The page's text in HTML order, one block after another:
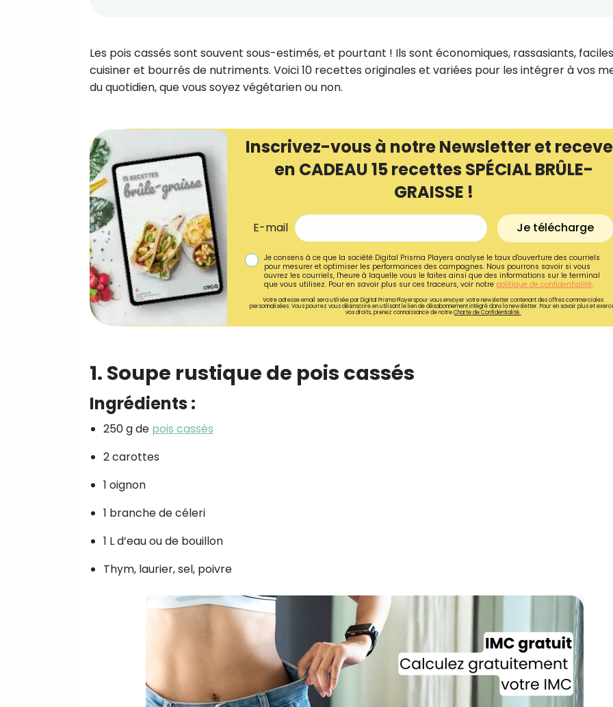
Les pois cassés sont souvent sous-estimés, et pourtant ! Ils sont économiques, rassasiants,
cuisiner et bourrés de nutriments. Voici 10 recettes originales et variées pour les intégrer à vos
du quotidien, que vous soyez végétarien ou non.
Inscrivez-vous à notre Newsletter et
en CADEAU 15 recettes SPÉCIAL BRÛLE-
GRAISSE !
E-mail Je télécharge
Je consens à ce que la société Digital Prisma Players analyse le taux d'ouverture des courriels
pour mesurer et optimiser les performances des campagnes. Nous pourrons savoir si vous
ouvrez les courriels, l'heure à laquelle vous le faites ainsi que des informations sur le terminal
que vous utilisez. Pour en savoir plus sur ces traceurs, voir notre politique de confidentialité.
Votre adresse email sera utilisée par Digital Prisma Playerspour vous envoyer votre newsletter contenant des offres commerciales
personnalisées. Vous pourrez vous désinscrire en utilisant le lien de désabonnement intégré dans la newsletter. Pour en savoir plus et
vos droits, prenez connaissance de notreCharte de Confidentialité.
1. Soupe rustique de pois cassés
Ingrédients :
250 g de pois cassés
2 carottes
1 oignon
1 branche de céleri
1 L d’eau ou de bouillon
Thym, laurier, sel, poivre
Recevez
recettes inédites de
Votre adresse email sera utilisée par Digital Prisma
envoyer votre newsletter contenant des offres
personnalisées. Vous pourrez vous désinscrire en
désabonnement intégré dans la newsletter. Pour en
exercer vos droits, prenez connaissance de notre